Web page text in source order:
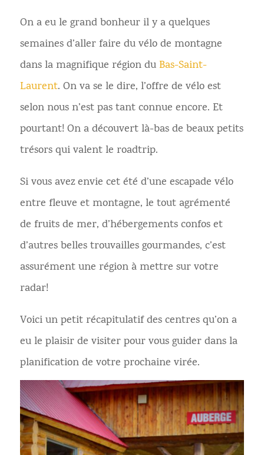
On a eu le grand bonheur il y a quelques
semaines d’aller faire du vélo de montagne
dans la magnifique région duBas-Saint-
Laurent. On va se le dire, l’offre de vélo est
selon nous n’est pas tant connue encore. Et
pourtant! On a découvert là-bas de beaux petits
trésors qui valent le roadtrip.
Si vous avez envie cet été d’une escapade vélo
entre fleuve et montagne, le tout agrémenté
de fruits de mer, d’hébergements confos et
d’autres belles trouvailles gourmandes, c’est
assurément une région à mettre sur votre
radar!
Voici un petit récapitulatif des centres qu’on a
eu le plaisir de visiter pour vous guider dans la
planification de votre prochaine virée.